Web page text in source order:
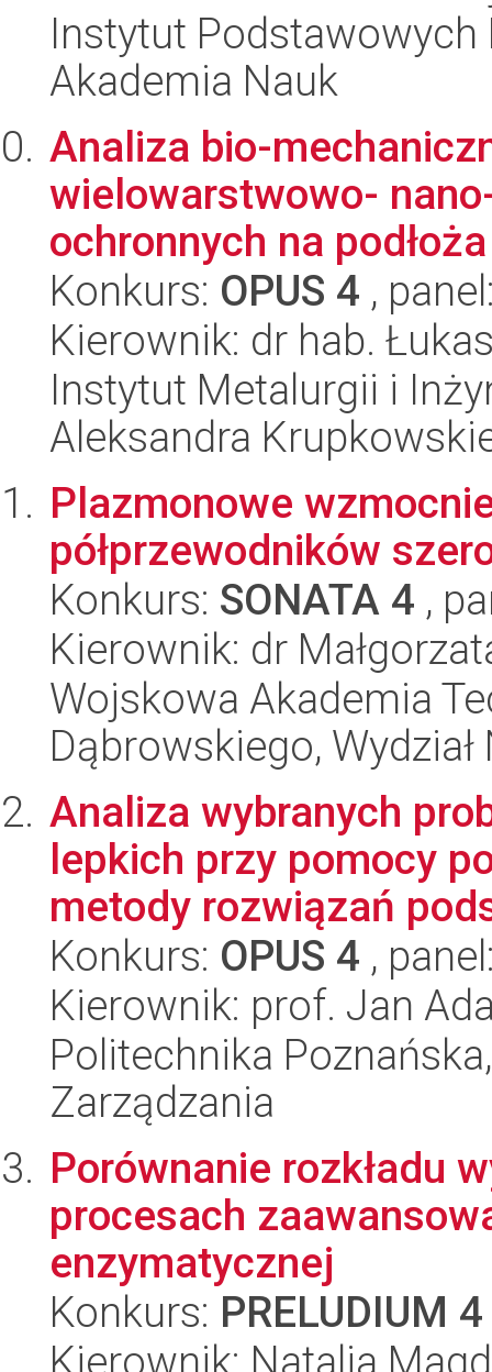
Instytut
Akademia Nauk
Analiza bio-
wielowarstwowo-
ochronnych na
Konkurs: OPUS 4 ,
Kierownik: dr hab.
Instytut Metalurgii i
Aleksandra
Plazmonowe
półprzewodników
Konkurs: SONATA 4 ,
Kierownik: dr
Wojskowa Akademia
Dąbrowskiego,
Analiza wybranych
lepkich przy pomocy
metody rozwiązań
Konkurs: OPUS 4 ,
Kierownik: prof. Jan
Politechnika
Zarządzania
Porównanie rozkładu
procesach
enzymatycznej
Konkurs: PRELUDIUM 4
Kierownik: Natalia